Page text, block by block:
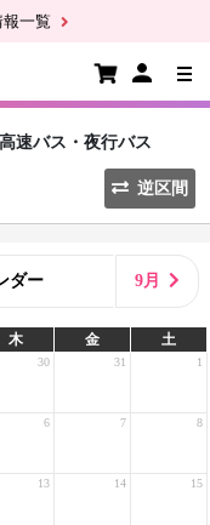
一覧
高速バス・夜行バス
逆区間
ダー 9月
木 金 土
30 31 1
6 7 8
13 14 15